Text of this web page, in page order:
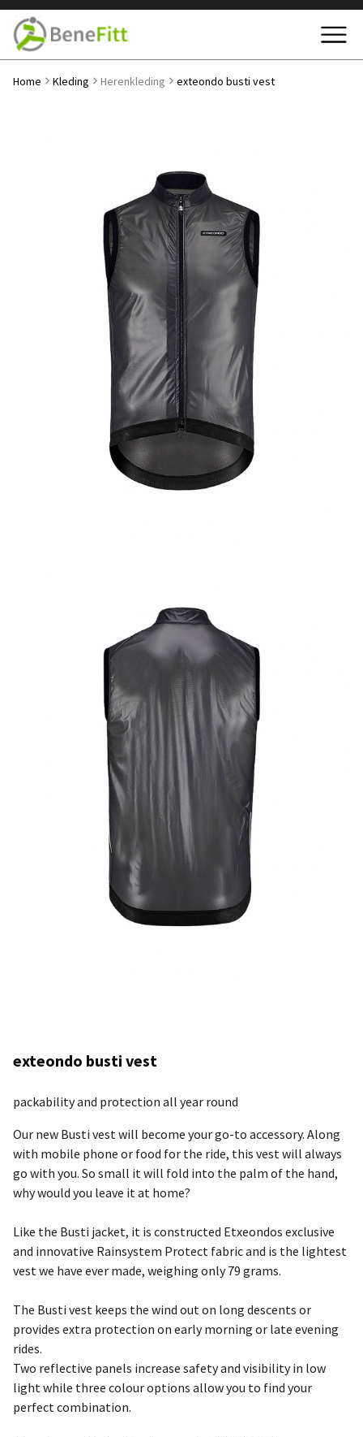
Home Kleding Herenkleding exteondo busti vest
exteondo busti vest
packability and protection all year round
Our new Busti vest will become your go-to accessory. Along
with mobile phone or food for the ride, this vest will always
go with you. So small it will fold into the palm of the hand,
why would you leave it at home?
Like the Busti jacket, it is constructed Etxeondos exclusive
and innovative Rainsystem Protect fabric and is the lightest
vest we have ever made, weighing only 79 grams.
The Busti vest keeps the wind out on long descents or
provides extra protection on early morning or late evening
rides.
Two reflective panels increase safety and visibility in low
light while three colour options allow you to find your
perfect combination.